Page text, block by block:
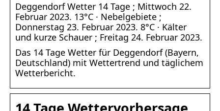
Deggendorf Wetter 14 Tage ; Mittwoch 22.
Februar 2023. 13°C · Nebelgebiete ;
Donnerstag 23. Februar 2023. 8°C · Kälter
und kurze Schauer ; Freitag 24. Februar 2023.
Das 14 Tage Wetter für Deggendorf (Bayern,
Deutschland) mit Wettertrend und täglichem
Wetterbericht.